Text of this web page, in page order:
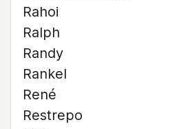
Rahoi
Ralph
Randy
Rankel
René
Restrepo